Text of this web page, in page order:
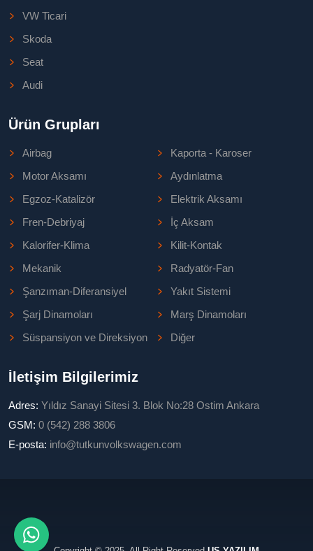
VW Ticari
Skoda
Seat
Audi
Ürün Grupları
Airbag
Kaporta - Karoser
Motor Aksamı
Aydınlatma
Egzoz-Katalizör
Elektrik Aksamı
Fren-Debriyaj
İç Aksam
Kalorifer-Klima
Kilit-Kontak
Mekanik
Radyatör-Fan
Şanzıman-Diferansiyel
Yakıt Sistemi
Şarj Dinamoları
Marş Dinamoları
Süspansiyon ve Direksiyon
Diğer
İletişim Bilgilerimiz
Adres: Yıldız Sanayi Sitesi 3. Blok No:28 Ostim Ankara
GSM: 0 (542) 288 3806
E-posta: info@tutkunvolkswagen.com